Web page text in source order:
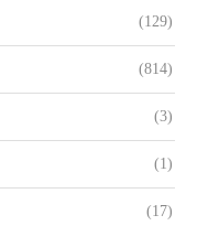
(129)
(814)
(3)
(1)
(17)